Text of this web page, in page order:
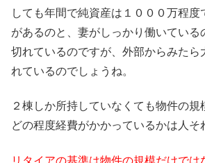
しても年間で純資産は１０００万程度
があるのと、妻がしっかり働いている
切れているのですが、外部からみたら
れているのでしょうね。
２棟しか所持していなくても物件の規
どの程度経費がかかっているかは人そ
リタイアの基準は物件の規模だけでは